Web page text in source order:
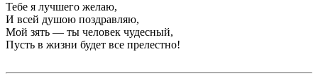
Тебе я лучшего желаю,
И всей душою поздравляю,
Мой зять — ты человек чудесный,
Пусть в жизни будет все прелестно!